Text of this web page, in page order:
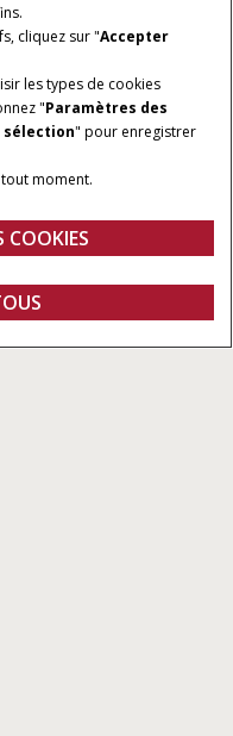
Fanshop
6 et 7
DE VIDANGE
l/sec
cliquez sur "Accepter
les types de cookies
"Paramètres des
sélection" pour enregistrer
moment.
COOKIES